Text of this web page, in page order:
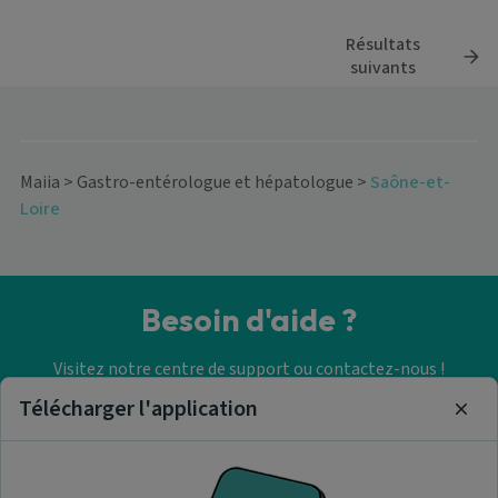
Résultats
suivants
Maiia > Gastro-entérologue et hépatologue > Saône-et-
Loire
Besoin d'aide ?
Visitez notre centre de support ou contactez-nous !
Aide & Contact
Télécharger l'application